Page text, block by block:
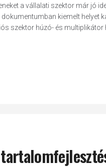
a vállalati szektor már jó
kiemelt helyet
szektor húzó- és multiplikátor